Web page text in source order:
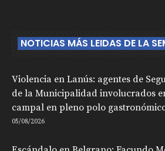
NOTICIAS MÁS LEIDAS DE LA
Violencia en Lanús: agentes de
de la Municipalidad involucrados
campal en pleno polo
05/08/2026